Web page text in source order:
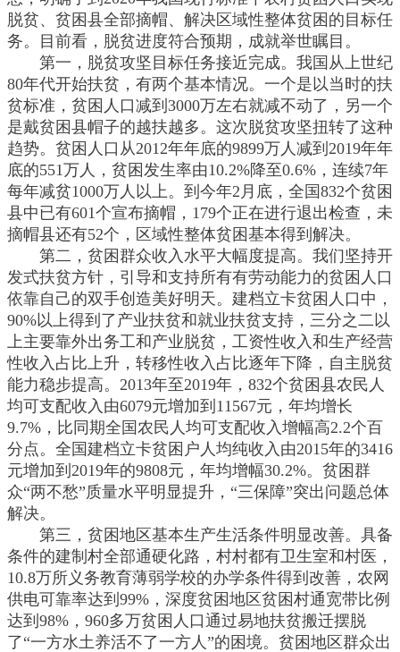
脱贫、贫困县全部摘帽、解决区域性整体贫困的目标任
务。目前看，脱贫进度符合预期，成就举世瞩目。
第一，脱贫攻坚目标任务接近完成。我国从上世纪
80年代开始扶贫，有两个基本情况。一个是以当时的扶
贫标准，贫困人口减到3000万左右就减不动了，另一个
是戴贫困县帽子的越扶越多。这次脱贫攻坚扭转了这种
趋势。贫困人口从2012年年底的9899万人减到2019年年
底的551万人，贫困发生率由10.2%降至0.6%，连续7年
每年减贫1000万人以上。到今年2月底，全国832个贫困
县中已有601个宣布摘帽，179个正在进行退出检查，未
摘帽县还有52个，区域性整体贫困基本得到解决。
第二，贫困群众收入水平大幅度提高。我们坚持开
发式扶贫方针，引导和支持所有有劳动能力的贫困人口
依靠自己的双手创造美好明天。建档立卡贫困人口中，
90%以上得到了产业扶贫和就业扶贫支持，三分之二以
上主要靠外出务工和产业脱贫，工资性收入和生产经营
性收入占比上升，转移性收入占比逐年下降，自主脱贫
能力稳步提高。2013年至2019年，832个贫困县农民人
均可支配收入由6079元增加到11567元，年均增长
9.7%，比同期全国农民人均可支配收入增幅高2.2个百
分点。全国建档立卡贫困户人均纯收入由2015年的3416
元增加到2019年的9808元，年均增幅30.2%。贫困群
众“两不愁”质量水平明显提升，“三保障”突出问题总体
解决。
第三，贫困地区基本生产生活条件明显改善。具备
条件的建制村全部通硬化路，村村都有卫生室和村医，
10.8万所义务教育薄弱学校的办学条件得到改善，农网
供电可靠率达到99%，深度贫困地区贫困村通宽带比例
达到98%，960多万贫困人口通过易地扶贫搬迁摆脱
了“一方水土养活不了一方人”的困境。贫困地区群众出